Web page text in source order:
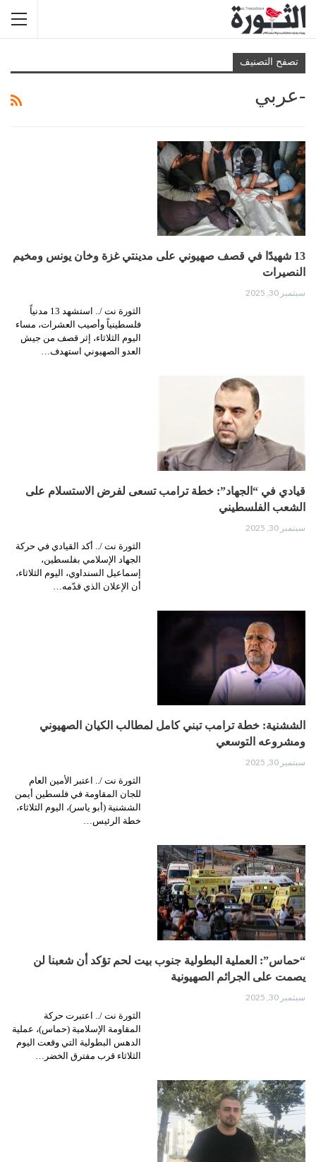
تصفح التصنيف
-عربي
13 شهيدًا في قصف صهيوني على مدينتي غزة وخان يونس ومخيم
النصيرات
سبتمبر 30, 2025
الثورة نت /.. استشهد 13 مدنياً
فلسطينياً وأصيب العشرات، مساء
اليوم الثلاثاء، إثر قصف من جيش
العدو الصهيوني استهدف…
قيادي في “الجهاد”: خطة ترامب تسعى لفرض الاستسلام على
الشعب الفلسطيني
سبتمبر 30, 2025
الثورة نت /.. أكد القيادي في حركة
الجهاد الإسلامي بفلسطين،
إسماعيل السنداوي، اليوم الثلاثاء،
أن الإعلان الذي قدّمه…
الششنية: خطة ترامب تبني كامل لمطالب الكيان الصهيوني
ومشروعه التوسعي
سبتمبر 30, 2025
الثورة نت /.. اعتبر الأمين العام
للجان المقاومة في فلسطين أيمن
الششنية (أبو ياسر)، اليوم الثلاثاء،
خطة الرئيس…
“حماس”: العملية البطولية جنوب بيت لحم تؤكد أن شعبنا لن
يصمت على الجرائم الصهيونية
سبتمبر 30, 2025
الثورة نت /.. اعتبرت حركة
المقاومة الإسلامية (حماس)، عملية
الدهس البطولية التي وقعت اليوم
الثلاثاء قرب مفترق الخضر…